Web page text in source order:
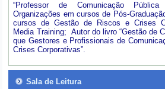
“Professor de Comunicação
Organizações em cursos de Pós-
cursos de Gestão de Riscos e Crises
Media Training; Autor do livro “Gestão de
que Gestores e Profissionais de
Crises Corporativas”.
Sala de Leitura